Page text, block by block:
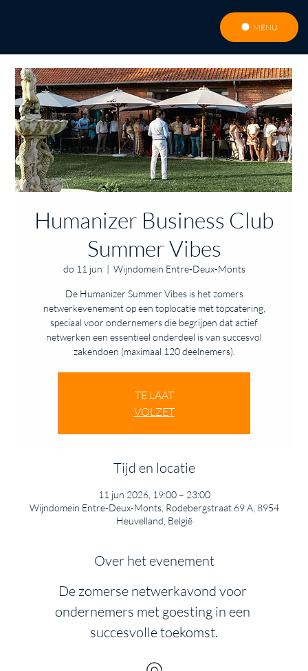
MENU
Humanizer Business Club
Summer Vibes
do 11 jun
  |
Wijndomein Entre-Deux-Monts
De Humanizer Summer Vibes is het zomers
netwerkevenement op een toplocatie met topcatering,
speciaal voor ondernemers die begrijpen dat actief
netwerken een essentieel onderdeel is van succesvol
zakendoen (maximaal 120 deelnemers).
TE LAAT
VOLZET
Tijd en locatie
11 jun 2026, 19:00 – 23:00
Wijndomein Entre-Deux-Monts, Rodebergstraat 69 A, 8954
Heuvelland, België
Over het evenement
De zomerse netwerkavond voor
ondernemers met goesting in een
succesvolle toekomst.